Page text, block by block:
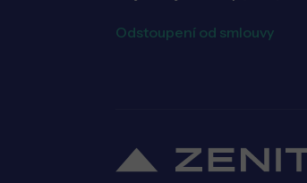
Odstoupení od smlouvy